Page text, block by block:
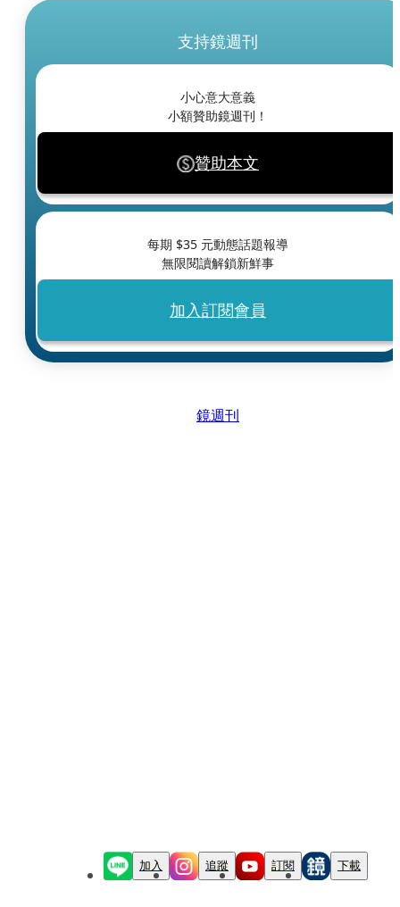
支持鏡週刊
小心意大意義
小額贊助鏡週刊！
贊助本文
每期 $35 元動態話題報導
無限閱讀解鎖新鮮事
加入訂閱會員
鏡週刊
加入 追蹤 訂閱 下載